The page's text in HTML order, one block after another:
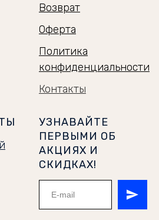
Возврат
Оферта
Политика
конфиденциальности
Контакты
УЗНАВАЙТЕ
ПЕРВЫМИ ОБ
АКЦИЯХ И
СКИДКАХ!